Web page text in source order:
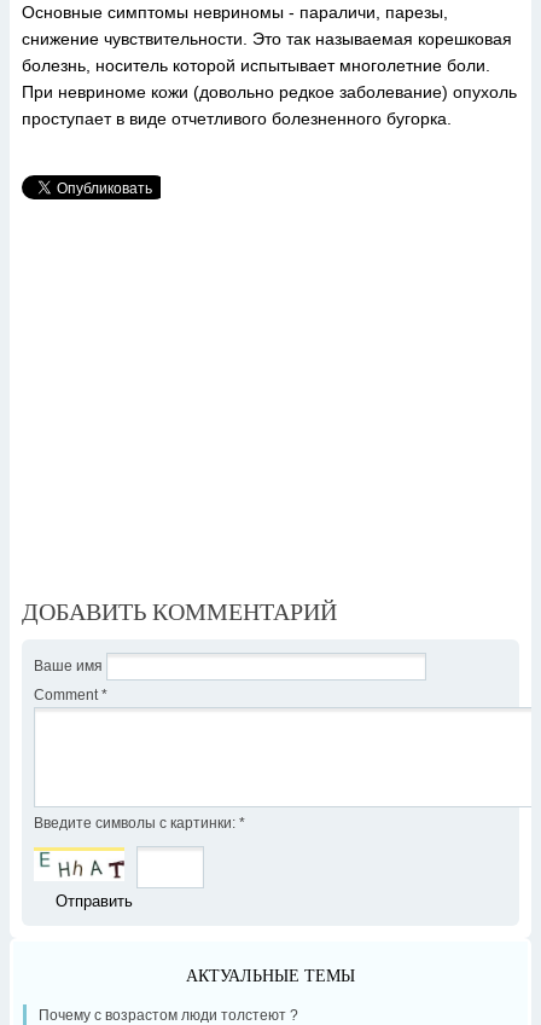
Основные симптомы невриномы - параличи, парезы,
снижение чувствительности. Это так называемая корешковая
болезнь, носитель которой испытывает многолетние боли.
При невриноме кожи (довольно редкое заболевание) опухоль
проступает в виде отчетливого болезненного бугорка.
ДОБАВИТЬ КОММЕНТАРИЙ
Ваше имя
Comment *
Введите символы с картинки: *
АКТУАЛЬНЫЕ ТЕМЫ
Почему с возрастом люди толстеют ?